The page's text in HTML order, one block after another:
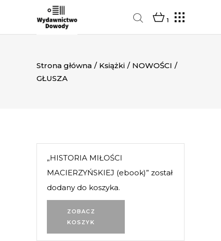
1
Strona główna / Książki / NOWOŚCI /
GŁUSZA
ZOBACZ
KOSZYK
„HISTORIA MIŁOŚCI
MACIERZYŃSKIEJ (ebook)” został
dodany do koszyka.